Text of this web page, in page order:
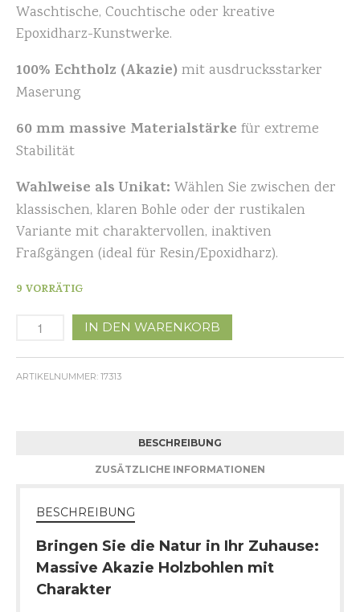
Waschtische, Couchtische oder kreative
Epoxidharz-Kunstwerke.
100% Echtholz (Akazie)mit ausdrucksstarker
Maserung
60 mm massive Materialstärke für extreme
Stabilität
Wahlweise als Unikat: Wählen Sie zwischen der
klassischen, klaren Bohle oder der rustikalen
Variante mit charaktervollen, inaktiven
Fraßgängen (ideal für Resin/Epoxidharz).
9 VORRÄTIG
IN DEN WARENKORB
ARTIKELNUMMER: 17313
BESCHREIBUNG
ZUSÄTZLICHE INFORMATIONEN
BESCHREIBUNG
Bringen Sie die Natur in Ihr Zuhause:
Massive Akazie Holzbohlen mit
Charakter